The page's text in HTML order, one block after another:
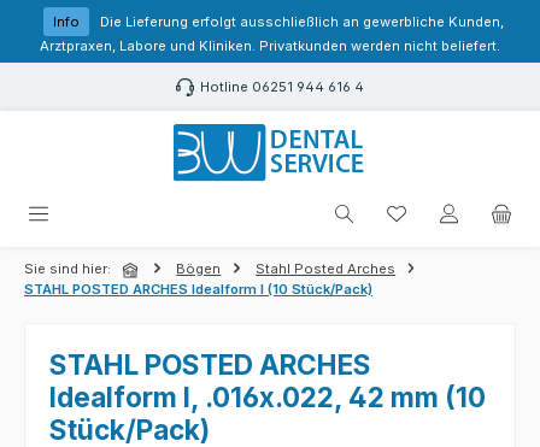
Zum Hauptinhalt springen
Info
Die Lieferung erfolgt ausschließlich an gewerbliche Kunden,
Arztpraxen, Labore und Kliniken. Privatkunden werden nicht beliefert.
Hotline 06251 944 616 4
Du hast 0
Sie sind hier: Bögen
Stahl Posted Arches
STAHL POSTED ARCHES Idealform I (10 Stück/Pack)
STAHL POSTED ARCHES
Idealform I, .016x.022, 42 mm (10
Stück/Pack)